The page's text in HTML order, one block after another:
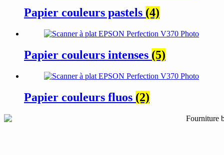
Papier couleurs pastels (4)
Papier couleurs intenses (5)
Papier couleurs fluos (2)